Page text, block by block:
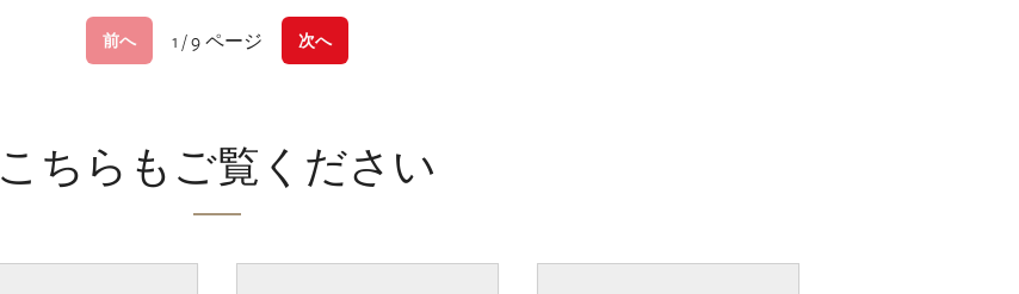
前へ 1 / 9 ページ 次へ
こちらもご覧ください